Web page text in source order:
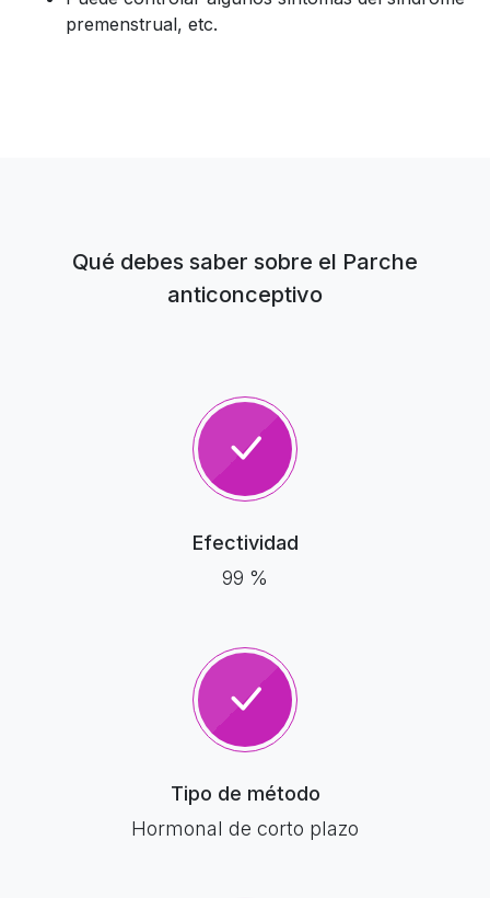
premenstrual, etc.
Qué debes saber sobre el Parche
anticonceptivo
Efectividad
99 %
Tipo de método
Hormonal de corto plazo